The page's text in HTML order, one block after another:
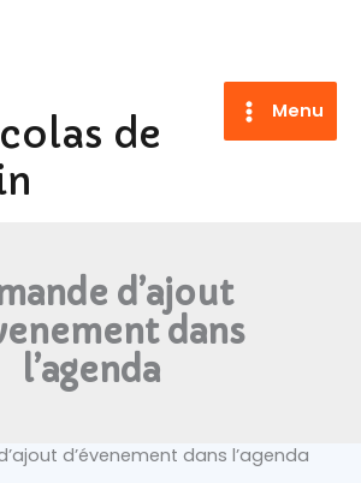
de
Menu
d’ajout
dans
l’agenda
d’évenement dans l’agenda